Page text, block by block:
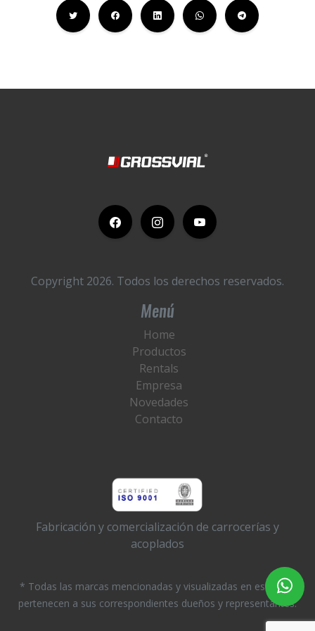
Copyright 2026. Todos los derechos reservados.
Menú
Home
Productos
Rentals
Empresa
Novedades
Contacto
Fabricación y comercialización de carrocerías y
acoplados
* Todas las marcas mencionadas y visualizadas en este sitio
pertenecen a sus correspondientes dueños y representantes.